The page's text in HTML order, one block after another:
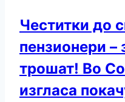
Честитки до
пензионери –
трошат! Во
изгласа